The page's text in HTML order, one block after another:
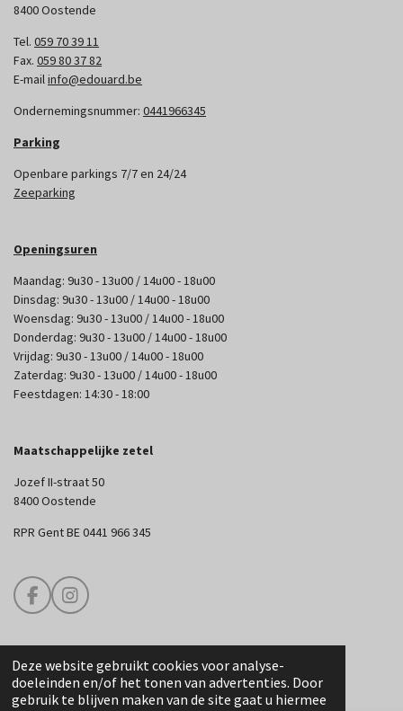
Deze website gebruikt cookies voor analyse-
doeleinden en/of het tonen van advertenties. Door
gebruik te blijven maken van de site gaat u hiermee
8400 Oostende
Tel. 059 70 39 11
Fax. 059 80 37 82
E-mailinfo@edouard.be
Ondernemingsnummer: 0441966345
Parking
Openbare parkings 7/7 en 24/24
Zeeparking
Openingsuren
Maandag: 9u30 - 13u00 / 14u00 - 18u00
Dinsdag: 9u30 - 13u00 / 14u00 - 18u00
Woensdag: 9u30 - 13u00 / 14u00 - 18u00
Donderdag: 9u30 - 13u00 / 14u00 - 18u00
Vrijdag: 9u30 - 13u00 / 14u00 - 18u00
Zaterdag: 9u30 - 13u00 / 14u00 - 18u00
Feestdagen: 14:30 - 18:00
Maatschappelijke zetel
Jozef II-straat 50
8400 Oostende
RPR Gent BE 0441 966 345
F
a
b
o
o
I
n
a
g
r
© 2025 Edouard Couture